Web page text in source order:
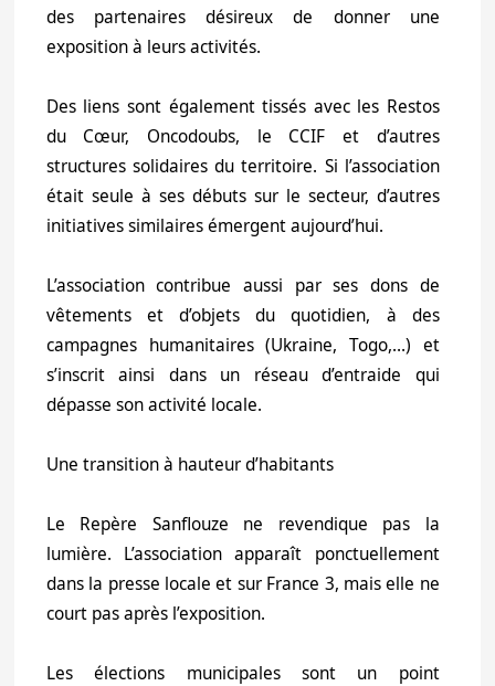
des partenaires désireux de donner une
exposition à leurs activités.
Des liens sont également tissés avec les Restos
du Cœur, Oncodoubs, le CCIF et d’autres
structures solidaires du territoire. Si l’association
était seule à ses débuts sur le secteur, d’autres
initiatives similaires émergent aujourd’hui.
L’association contribue aussi par ses dons de
vêtements et d’objets du quotidien, à des
campagnes humanitaires (Ukraine, Togo,…) et
s’inscrit ainsi dans un réseau d’entraide qui
dépasse son activité locale.
Une transition à hauteur d’habitants
Le Repère Sanflouze ne revendique pas la
lumière. L’association apparaît ponctuellement
dans la presse locale et sur France 3, mais elle ne
court pas après l’exposition.
Les élections municipales sont un point